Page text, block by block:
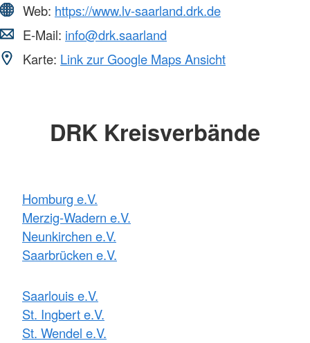
Web: https://www.lv-saarland.drk.de
E-Mail: info@drk.saarland
Karte: Link zur Google Maps Ansicht
DRK Kreisverbände
Homburg e.V.
Merzig-Wadern e.V.
Neunkirchen e.V.
Saarbrücken e.V.
Saarlouis e.V.
St. Ingbert e.V.
St. Wendel e.V.